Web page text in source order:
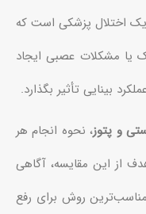
یک اختلال پزشکی است که
مشکلات عصبی ایجاد
بینایی تأثیر بگذارد.
و پتوز، نحوه انجام هر
از این مقایسه، آگاهی
روش برای رفع